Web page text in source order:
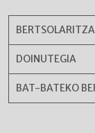
DOINUTEGIA
BAT-BATEKO